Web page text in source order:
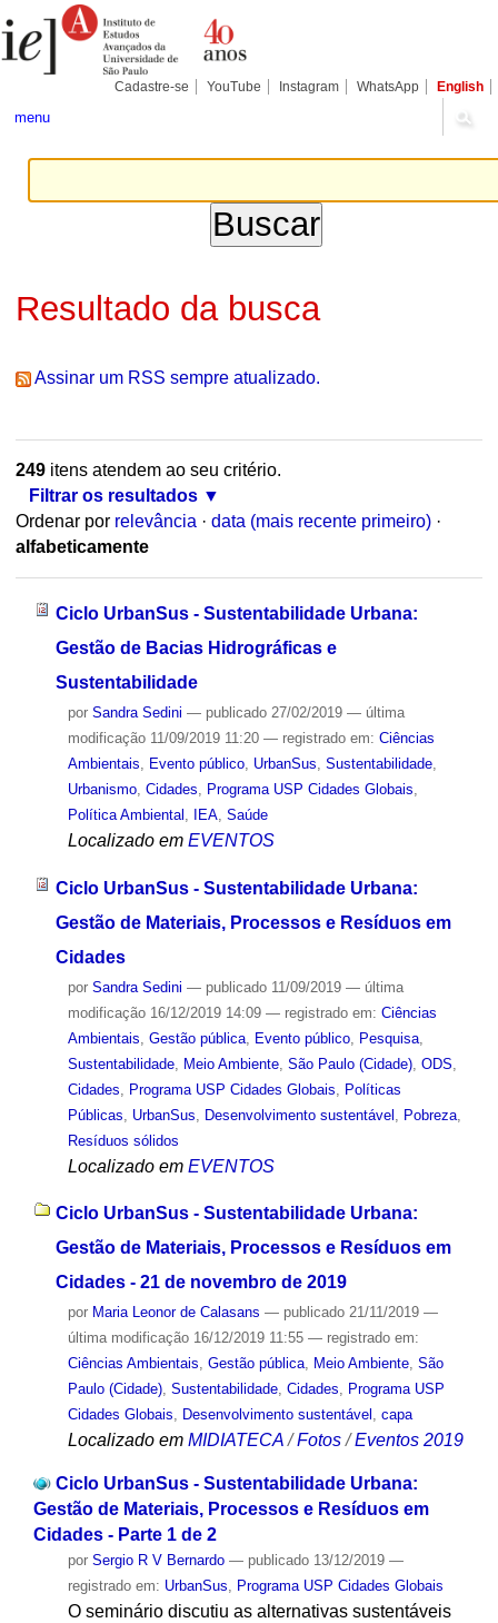
para
conteúdo.
Pessoais
Cadastre-se YouTube Instagram WhatsApp English
menu
Resultado da busca
Assinar um RSS sempre atualizado.
249itens atendem ao seu critério.
Filtrar os resultados
Ordenar por relevância · data (mais recente primeiro) ·
alfabeticamente
Ciclo UrbanSus - Sustentabilidade Urbana:
Gestão de Bacias Hidrográficas e
Sustentabilidade
por Sandra Sedini — publicado27/02/2019 — última
modificação11/09/2019 11:20 — registrado em: Ciências
Ambientais
Evento público, UrbanSus Sustentabilidade,
Urbanismo, Cidades Programa USP Cidades Globais
Política Ambiental
IEA, Saúde
Localizado em EVENTOS
Ciclo UrbanSus - Sustentabilidade Urbana:
Gestão de Materiais, Processos e Resíduos em
Cidades
por Sandra Sedini — publicado11/09/2019 — última
modificação16/12/2019 14:09 — registrado em: Ciências
Ambientais Gestão pública, Evento público, Pesquisa,
Sustentabilidade, Meio Ambiente, São Paulo (Cidade), ODS
Cidades
Programa USP Cidades Globais
Políticas
Públicas
UrbanSus Desenvolvimento sustentável Pobreza,
Resíduos sólidos
Localizado em EVENTOS
Ciclo UrbanSus - Sustentabilidade Urbana:
Gestão de Materiais, Processos e Resíduos em
Cidades - 21 de novembro de 2019
por Maria Leonor de Calasans — publicado21/11/2019 —
última modificação16/12/2019 11:55 — registrado em:
Ciências Ambientais, Gestão pública, Meio Ambiente, São
Paulo (Cidade), Sustentabilidade, Cidades, Programa USP
Cidades Globais, Desenvolvimento sustentável , capa
Localizado em MIDIATECA /Fotos /Eventos 2019
Ciclo UrbanSus - Sustentabilidade Urbana:
Gestão de Materiais, Processos e Resíduos em
Cidades - Parte 1 de 2
por Sergio R V Bernardo — publicado13/12/2019 —
registrado em: UrbanSus, Programa USP Cidades Globais
O seminário discutiu as alternativas sustentáveis